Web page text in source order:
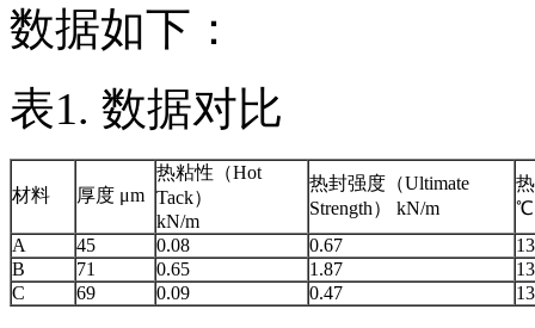
数据如下：
表1. 数据对比
材料 厚度 μm
热粘性（Hot
Tack）
kN/m
热封强度（Ultimate
Strength） kN/m
℃
A
45 0.08 0.67
B
71 0.65 1.87
C
69 0.09 0.47